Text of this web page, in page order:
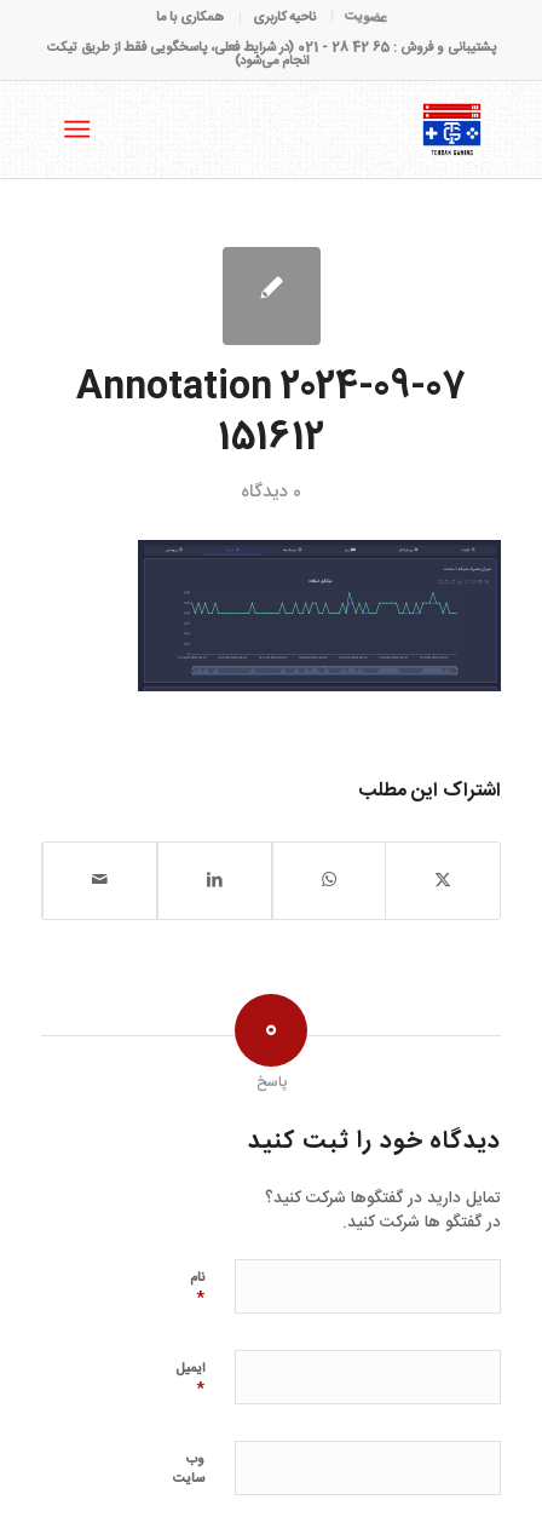
عضویت ناحیه کاربری
همکاری با ما
پشتیبانی و فروش : 65 42 28 - 021 (در شرایط فعلی، پاسخگویی فقط از طریق تیکت
انجام می‌شود)
Annotation 2024-09-07
151612
0 دیدگاه
اشتراک این مطلب
0
پاسخ
دیدگاه خود را ثبت کنید
تمایل دارید در گفتگوها شرکت کنید؟
در گفتگو ها شرکت کنید.
نام
*
ایمیل
*
وب‌
سایت